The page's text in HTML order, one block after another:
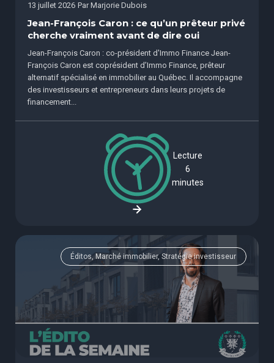
13 juillet 2026 Par Marjorie Dubois
Jean-François Caron : ce qu’un prêteur privé
cherche vraiment avant de dire oui
Jean-François Caron : co-président d'Immo Finance Jean-
François Caron est coprésident d’Immo Finance, prêteur
alternatif spécialisé en immobilier au Québec. Il accompagne
des investisseurs et entrepreneurs dans leurs projets de
financement...
Lecture
6
minutes
Éditos, Marché immobilier, Stratégie investisseur